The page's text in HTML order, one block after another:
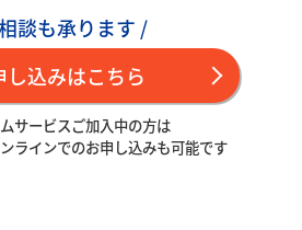
談も承ります /
し込みはこちら
サービスご加入中の方は
ラインでのお申し込みも可能です